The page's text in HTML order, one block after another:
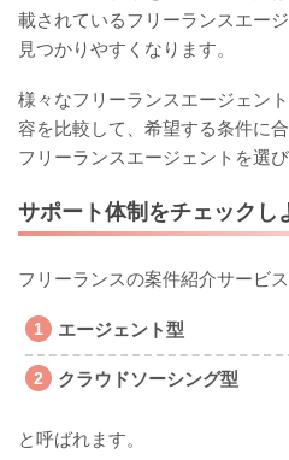
載されているフリーランスエー
見つかりやすくなります。
様々なフリーランスエージェン
容を比較して、希望する条件に
フリーランスエージェントを選び
サポート体制をチェックし
フリーランスの案件紹介サービス
エージェント型
クラウドソーシング型
と呼ばれます。